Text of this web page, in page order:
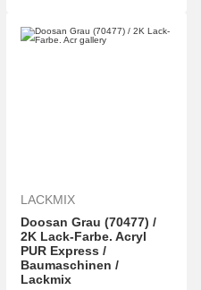
LACKMIX
Doosan Grau (70477) /
2K Lack-Farbe. Acryl
PUR Express /
Baumaschinen /
Lackmix